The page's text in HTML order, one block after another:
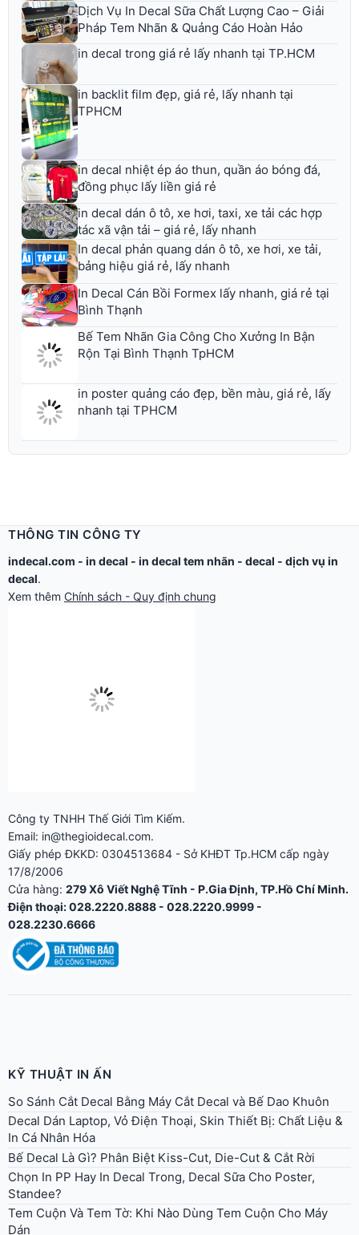
Dịch Vụ In Decal Sữa Chất Lượng Cao – Giải
Pháp Tem Nhãn & Quảng Cáo Hoàn Hảo
in decal trong giá rẻ lấy nhanh tại TP.HCM
in backlit film đẹp, giá rẻ, lấy nhanh tại
TPHCM
in decal nhiệt ép áo thun, quần áo bóng đá,
đồng phục lấy liền giá rẻ
in decal dán ô tô, xe hơi, taxi, xe tải các hợp
tác xã vận tải – giá rẻ, lấy nhanh
In decal phản quang dán ô tô, xe hơi, xe tải,
bảng hiệu giá rẻ, lấy nhanh
In Decal Cán Bồi Formex lấy nhanh, giá rẻ tại
Bình Thạnh
Bế Tem Nhãn Gia Công Cho Xưởng In Bận
Rộn Tại Bình Thạnh TpHCM
in poster quảng cáo đẹp, bền màu, giá rẻ, lấy
nhanh tại TPHCM
THÔNG TIN CÔNG TY
indecal.com - in decal - in decal tem nhãn - decal - dịch vụ in
decal.
Xem thêm Chính sách - Quy định chung
Công ty TNHH Thế Giới Tìm Kiếm.
Email: in@thegioidecal.com.
Giấy phép ĐKKD: 0304513684 - Sở KHĐT Tp.HCM cấp ngày
17/8/2006
Cửa hàng: 279 Xô Viết Nghệ Tĩnh - P.Gia Định, TP.Hồ Chí Minh.
Điện thoại: 028.2220.8888 - 028.2220.9999 -
028.2230.6666
KỸ THUẬT IN ẤN
So Sánh Cắt Decal Bằng Máy Cắt Decal và Bế Dao Khuôn
Decal Dán Laptop, Vỏ Điện Thoại, Skin Thiết Bị: Chất Liệu &
In Cá Nhân Hóa
Bế Decal Là Gì? Phân Biệt Kiss-Cut, Die-Cut & Cắt Rời
Chọn In PP Hay In Decal Trong, Decal Sữa Cho Poster,
Standee?
Tem Cuộn Và Tem Tờ: Khi Nào Dùng Tem Cuộn Cho Máy